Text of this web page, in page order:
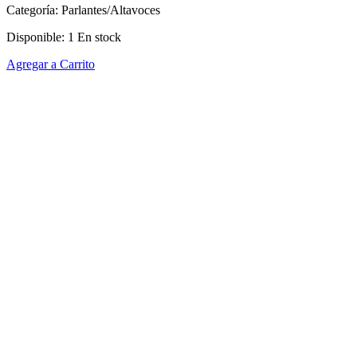
Categoría: Parlantes/Altavoces
Disponible: 1 En stock
Agregar a Carrito